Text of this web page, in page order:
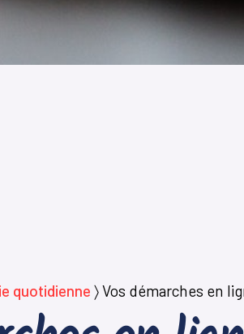
quotidienne 〉Vos démarches en